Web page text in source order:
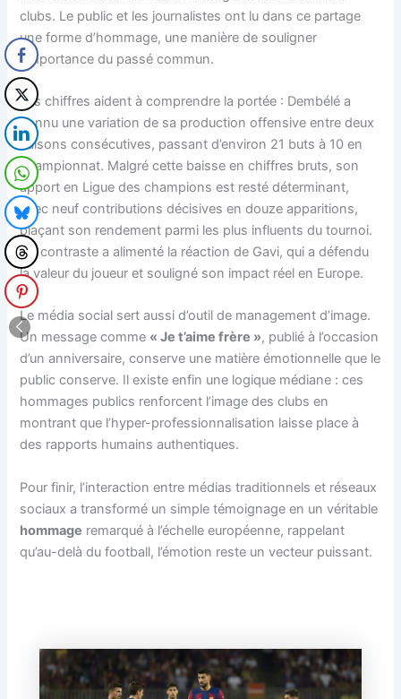
clubs. Le public et les journalistes ont lu dans ce partage
une forme d’hommage, une manière de souligner
l’importance du passé commun.
Les chiffres aident à comprendre la portée : Dembélé a
connu une variation de sa production offensive entre deux
saisons consécutives, passant d’environ 21 buts à 10 en
championnat. Malgré cette baisse en chiffres bruts, son
apport en Ligue des champions est resté déterminant,
avec neuf contributions décisives en douze apparitions,
plaçant son rendement parmi les plus influents du tournoi.
Ce contraste a alimenté la réaction de Gavi, qui a défendu
la valeur du joueur et souligné son impact réel en Europe.
Le média social sert aussi d’outil de management d’image.
Un message comme « Je t’aime frère », publié à l’occasion
d’un anniversaire, conserve une matière émotionnelle que le
public conserve. Il existe enfin une logique médiane : ces
hommages publics renforcent l’image des clubs en
montrant que l’hyper-professionnalisation laisse place à
des rapports humains authentiques.
Pour finir, l’interaction entre médias traditionnels et réseaux
sociaux a transformé un simple témoignage en un véritable
hommage remarqué à l’échelle européenne, rappelant
qu’au-delà du football, l’émotion reste un vecteur puissant.